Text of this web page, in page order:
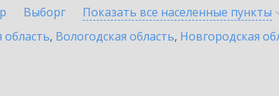
Выборг Показать все населенные пункты
, Вологодская область, Новгородская